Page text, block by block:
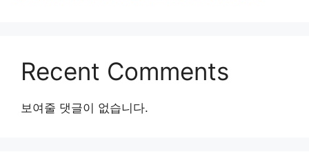
Recent Comments
보여줄 댓글이 없습니다.